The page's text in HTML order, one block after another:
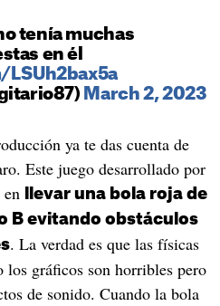
tenía muchas
en él
March 2, 2023
ya te das cuenta de
Este juego desarrollado por
llevar una bola roja de
B evitando obstáculos
. La verdad es que las físicas
los gráficos son horribles pero
de sonido. Cuando la bola